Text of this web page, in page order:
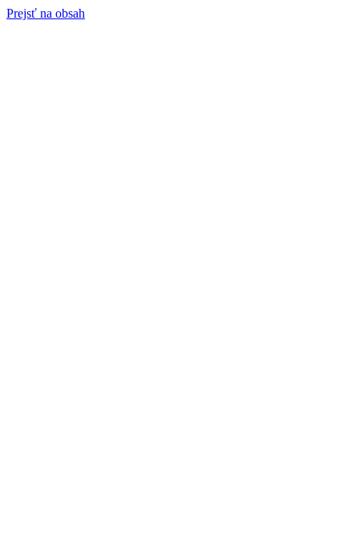
Prejsť na obsah